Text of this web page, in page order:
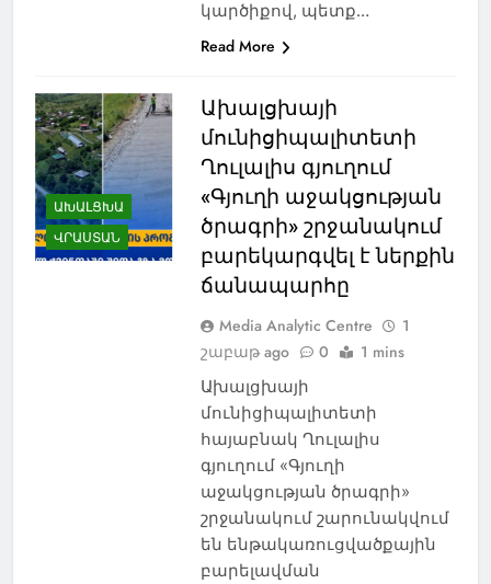
կարծիքով, պետք…
Read More
ԱԽԱԼՑԽԱ
ՎՐԱՍՏԱՆ
Ախալցխայի
մունիցիպալիտետի
Ղուլալիս գյուղում
«Գյուղի աջակցության
ծրագրի» շրջանակում
բարեկարգվել է ներքին
ճանապարհը
Media Analytic Centre
1
շաբաթ ago
0 1 mins
Ախալցխայի
մունիցիպալիտետի
հայաբնակ Ղուլալիս
գյուղում «Գյուղի
աջակցության ծրագրի»
շրջանակում շարունակվում
են ենթակառուցվածքային
բարելավման